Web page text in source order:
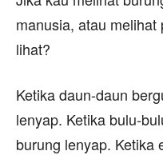
manusia, atau
lihat?
Ketika daun-daun
lenyap. Ketika bulu-
burung lenyap. Ketika